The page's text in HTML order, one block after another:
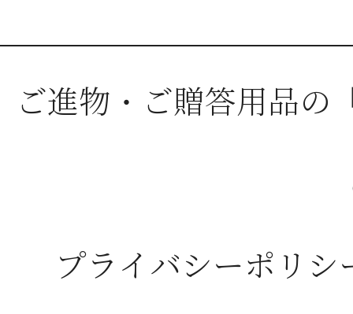
ご進物・ご贈答用品の
プライバシーポリシ